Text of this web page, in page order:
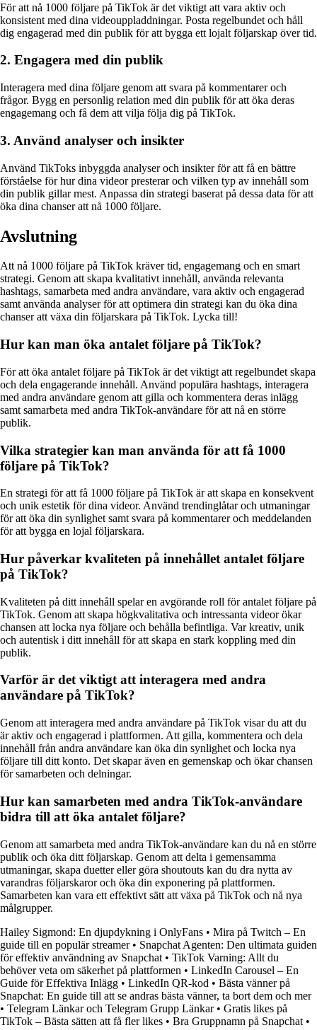
För att nå 1000 följare på TikTok är det viktigt att vara aktiv och
konsistent med dina videouppladdningar. Posta regelbundet och håll
dig engagerad med din publik för att bygga ett lojalt följarskap över tid.
2. Engagera med din publik
Interagera med dina följare genom att svara på kommentarer och
frågor. Bygg en personlig relation med din publik för att öka deras
engagemang och få dem att vilja följa dig på TikTok.
3. Använd analyser och insikter
Använd TikToks inbyggda analyser och insikter för att få en bättre
förståelse för hur dina videor presterar och vilken typ av innehåll som
din publik gillar mest. Anpassa din strategi baserat på dessa data för att
öka dina chanser att nå 1000 följare.
Avslutning
Att nå 1000 följare på TikTok kräver tid, engagemang och en smart
strategi. Genom att skapa kvalitativt innehåll, använda relevanta
hashtags, samarbeta med andra användare, vara aktiv och engagerad
samt använda analyser för att optimera din strategi kan du öka dina
chanser att växa din följarskara på TikTok. Lycka till!
Hur kan man öka antalet följare på TikTok?
För att öka antalet följare på TikTok är det viktigt att regelbundet skapa
och dela engagerande innehåll. Använd populära hashtags, interagera
med andra användare genom att gilla och kommentera deras inlägg
samt samarbeta med andra TikTok-användare för att nå en större
publik.
Vilka strategier kan man använda för att få 1000
följare på TikTok?
En strategi för att få 1000 följare på TikTok är att skapa en konsekvent
och unik estetik för dina videor. Använd trendinglåtar och utmaningar
för att öka din synlighet samt svara på kommentarer och meddelanden
för att bygga en lojal följarskara.
Hur påverkar kvaliteten på innehållet antalet följare
på TikTok?
Kvaliteten på ditt innehåll spelar en avgörande roll för antalet följare på
TikTok. Genom att skapa högkvalitativa och intressanta videor ökar
chansen att locka nya följare och behålla befintliga. Var kreativ, unik
och autentisk i ditt innehåll för att skapa en stark koppling med din
publik.
Varför är det viktigt att interagera med andra
användare på TikTok?
Genom att interagera med andra användare på TikTok visar du att du
är aktiv och engagerad i plattformen. Att gilla, kommentera och dela
innehåll från andra användare kan öka din synlighet och locka nya
följare till ditt konto. Det skapar även en gemenskap och ökar chansen
för samarbeten och delningar.
Hur kan samarbeten med andra TikTok-användare
bidra till att öka antalet följare?
Genom att samarbeta med andra TikTok-användare kan du nå en större
publik och öka ditt följarskap. Genom att delta i gemensamma
utmaningar, skapa duetter eller göra shoutouts kan du dra nytta av
varandras följarskaror och öka din exponering på plattformen.
Samarbeten kan vara ett effektivt sätt att växa på TikTok och nå nya
målgrupper.
Hailey Sigmond: En djupdykning i OnlyFans • Mira på Twitch – En
guide till en populär streamer• Snapchat Agenten: Den ultimata guiden
för effektiv användning av Snapchat • TikTok Varning: Allt du
behöver veta om säkerhet på plattformen • LinkedIn Carousel – En
Guide för Effektiva Inlägg • LinkedIn QR-kod • Bästa vänner på
Snapchat: En guide till att se andras bästa vänner, ta bort dem och mer
• Telegram Länkar och Telegram Grupp Länkar• Gratis likes på
TikTok – Bästa sätten att få fler likes • Bra Gruppnamn på Snapchat •